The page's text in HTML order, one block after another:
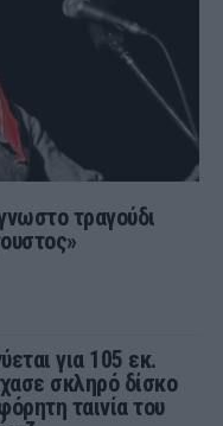
τραγούδι
για 105 εκ.
σκληρό δίσκο
ταινία του